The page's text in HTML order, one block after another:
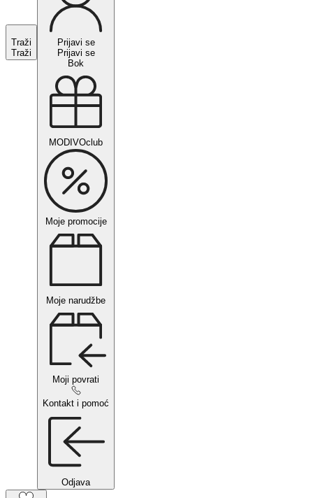
Traži
Traži
Prijavi se
Prijavi se
Bok
MODIVOclub
Moje promocije
Moje narudžbe
Moji povrati
Kontakt i pomoć
Odjava